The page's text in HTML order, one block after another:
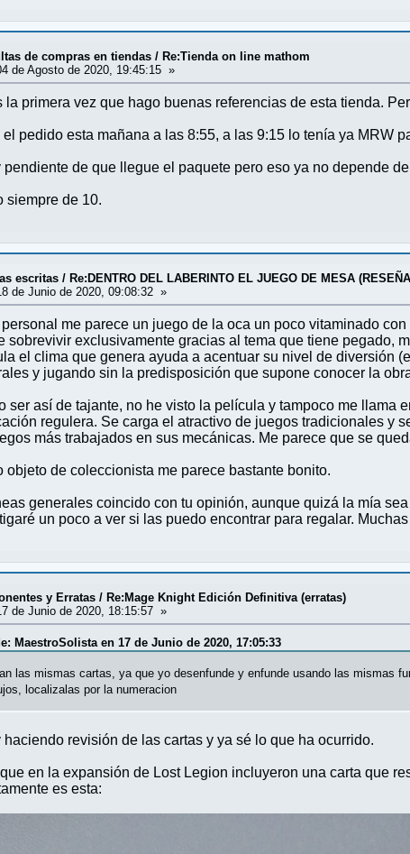
de compras en tiendas / Re:Tienda on line mathom
de Agosto de 2020, 19:45:15 »
la primera vez que hago buenas referencias de esta tienda.
el pedido esta mañana a las 8:55, a las 9:15 lo tenía ya MRW
pendiente de que llegue el paquete pero eso ya no depende
siempre de 10.
escritas / Re:DENTRO DEL LABERINTO EL JUEGO DE MESA
de Junio de 2020, 09:08:32 »
personal me parece un juego de la oca un poco vitaminado
sobrevivir exclusivamente gracias al tema que tiene pegado,
el clima que genera ayuda a acentuar su nivel de diversión
y jugando sin la predisposición que supone conocer la
ser así de tajante, no he visto la película y tampoco me llama
regulera. Se carga el atractivo de juegos tradicionales y
más trabajados en sus mecánicas. Me parece que se
objeto de coleccionista me parece bastante bonito.
generales coincido con tu opinión, aunque quizá la mía
un poco a ver si las puedo encontrar para regalar.
y Erratas / Re:Mage Knight Edición Definitiva (erratas)
de Junio de 2020, 18:15:57 »
MaestroSolista en 17 de Junio de 2020, 17:05:33
las mismas cartas, ya que yo desenfunde y enfunde usando las mismas
localizalas por la numeracion
haciendo revisión de las cartas y ya sé lo que ha ocurrido.
en la expansión de Lost Legion incluyeron una carta que
es esta: